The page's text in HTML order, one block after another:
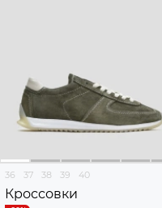
36 37 38 39 40
Кроссовки